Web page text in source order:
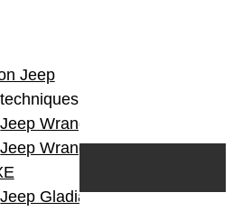
Jeep
Jeep Wrangler JL
Jeep Wrangler
Jeep Gladiator